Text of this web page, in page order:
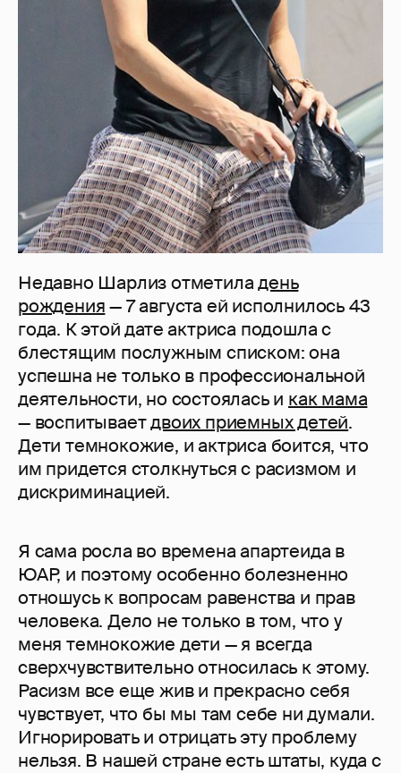
Недавно Шарлиз отметиладень
рождения— 7 августа ей исполнилось 43
года. К этой дате актриса подошла с
блестящим послужным списком: она
успешна не только в профессиональной
деятельности, но состоялась и как мама
— воспитываетдвоих приемных детей.
Дети темнокожие, и актриса боится, что
им придется столкнуться с расизмом и
дискриминацией.
Я сама росла во времена апартеида в
ЮАР, и поэтому особенно болезненно
отношусь к вопросам равенства и прав
человека. Дело не только в том, что у
меня темнокожие дети — я всегда
сверхчувствительно относилась к этому.
Расизм все еще жив и прекрасно себя
чувствует, что бы мы там себе ни думали.
Игнорировать и отрицать эту проблему
нельзя. В нашей стране есть штаты, куда с